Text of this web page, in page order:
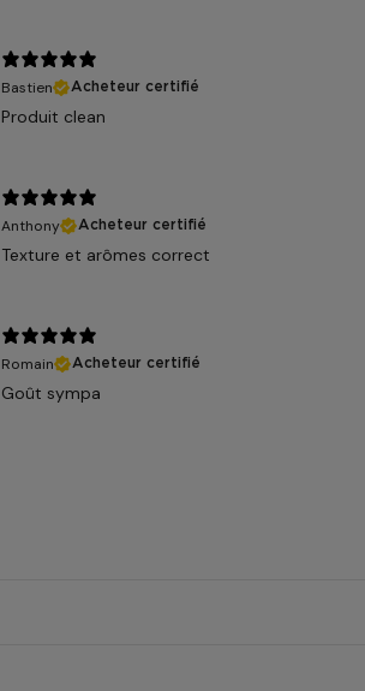
Bastien
Acheteur certifié
Produit clean
Anthony
Acheteur certifié
Texture et arômes correct
Romain
Acheteur certifié
Goût sympa